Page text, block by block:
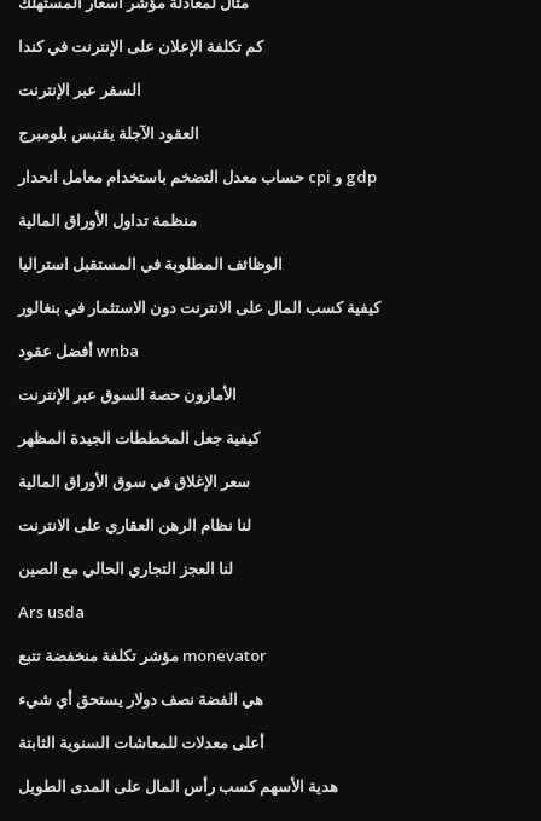
كم تكلفة الإعلان على الإنترنت في كندا
السفر عبر الإنترنت
العقود الآجلة يقتبس بلومبرج
حساب معدل التضخم باستخدام معامل انحدار cpi و gdp
منظمة تداول الأوراق المالية
الوظائف المطلوبة في المستقبل استراليا
كيفية كسب المال على الانترنت دون الاستثمار في بنغالور
أفضل عقود wnba
الأمازون حصة السوق عبر الإنترنت
كيفية جعل المخططات الجيدة المظهر
سعر الإغلاق في سوق الأوراق المالية
لنا نظام الرهن العقاري على الانترنت
لنا العجز التجاري الحالي مع الصين
Ars usda
مؤشر تكلفة منخفضة تتبع monevator
هي الفضة نصف دولار يستحق أي شيء
أعلى معدلات للمعاشات السنوية الثابتة
هدية الأسهم كسب رأس المال على المدى الطويل